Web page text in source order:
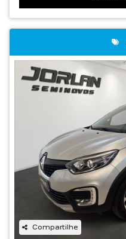
Compartilhe